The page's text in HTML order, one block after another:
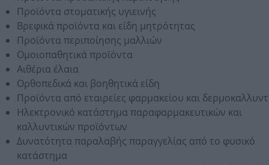
Προϊόντα στοματικής υγιεινής
Βρεφικά προϊόντα και είδη μητρότητας
Προϊόντα περιποίησης μαλλιών
Ομοιοπαθητικά προϊόντα
Αιθέρια έλαια
Ορθοπεδικά και βοηθητικά είδη
Προϊόντα από εταιρείες φαρμακείου και
Ηλεκτρονικό κατάστημα παραφαρμακευτικών και
καλλυντικών προϊόντων
Δυνατότητα παραλαβής παραγγελίας από το φυσικό
κατάστημα